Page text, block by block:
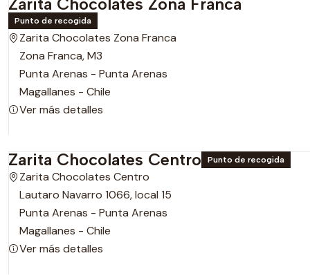
Punto de recogida
Zarita Chocolates Zona Franca
Zona Franca, M3
Punta Arenas - Punta Arenas
Magallanes - Chile
Ver más detalles
Zarita Chocolates Centro Punto de recogida
Zarita Chocolates Centro
Lautaro Navarro 1066, local 15
Punta Arenas - Punta Arenas
Magallanes - Chile
Ver más detalles